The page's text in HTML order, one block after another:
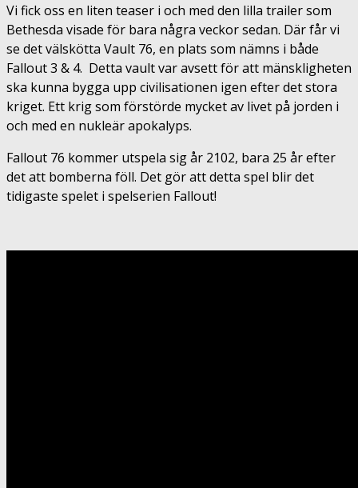
Vi fick oss en liten teaser i och med den lilla trailer som
Bethesda visade för bara några veckor sedan. Där får vi
se det välskötta Vault 76, en plats som nämns i både
Fallout 3 & 4. Detta vault var avsett för att mänskligheten
ska kunna bygga upp civilisationen igen efter det stora
kriget. Ett krig som förstörde mycket av livet på jorden i
och med en nukleär apokalyps.
Fallout 76 kommer utspela sig år 2102, bara 25 år efter
det att bomberna föll. Det gör att detta spel blir det
tidigaste spelet i spelserien Fallout!